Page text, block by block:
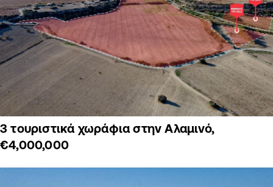
3 τουριστικά χωράφια στην Αλαμινό,
€4,000,000